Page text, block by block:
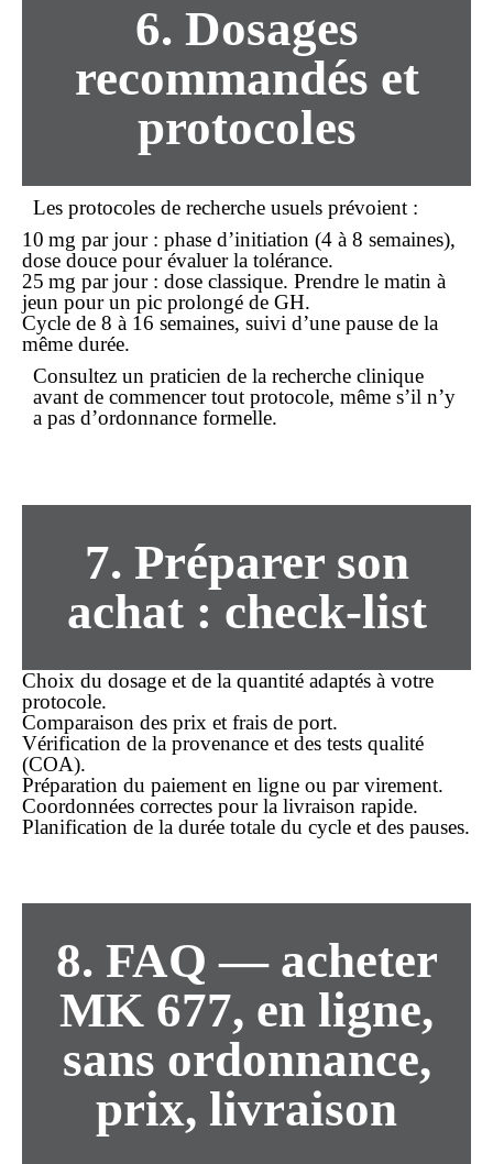
6. Dosages
recommandés et
protocoles
Les protocoles de recherche usuels prévoient :
10 mg par jour : phase d’initiation (4 à 8 semaines),
dose douce pour évaluer la tolérance.
25 mg par jour : dose classique. Prendre le matin à
jeun pour un pic prolongé de GH.
Cycle de 8 à 16 semaines, suivi d’une pause de la
même durée.
Consultez un praticien de la recherche clinique
avant de commencer tout protocole, même s’il n’y
a pas d’ordonnance formelle.
7. Préparer son
achat : check-list
Choix du dosage et de la quantité adaptés à votre
protocole.
Comparaison des prix et frais de port.
Vérification de la provenance et des tests qualité
(COA).
Préparation du paiement en ligne ou par virement.
Coordonnées correctes pour la livraison rapide.
Planification de la durée totale du cycle et des pauses.
8. FAQ — acheter
MK 677, en ligne,
sans ordonnance,
prix, livraison